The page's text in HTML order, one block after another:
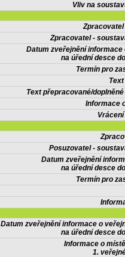
Vliv na
Zpracovatel -
Datum zveřejnění informace
na úřední desce
Termín pro
Text přepracované/
Informace
Posuzovatel -
Datum zveřejnění
na úřední desce
Termín pro
Datum zveřejnění informace o
na úřední desce
Informace o
1.